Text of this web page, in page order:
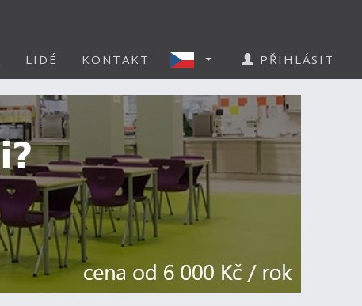
LIDÉ KONTAKT PŘIHLÁSIT